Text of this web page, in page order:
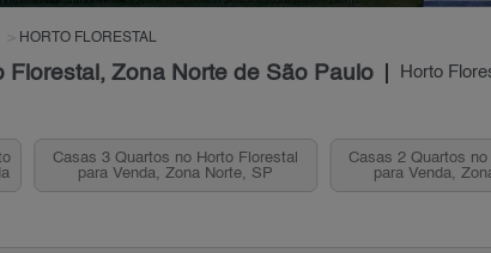
HORTO FLORESTAL
Florestal, Zona Norte de São Paulo Horto
Casas 3 Quartos no Horto Florestal
para Venda, Zona Norte, SP
Casas 2 Quartos no
para Venda,